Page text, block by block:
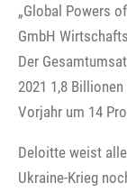
„Global Powers
GmbH
Der
2021 1,8
Vorjahr um 14
Deloitte weist
Ukraine-Krieg